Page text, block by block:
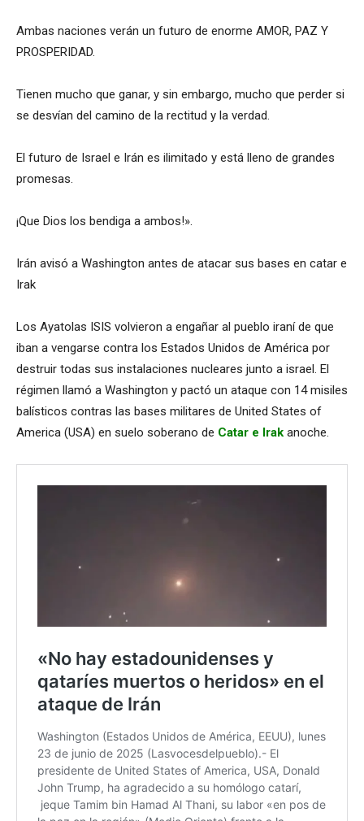
Ambas naciones verán un futuro de enorme AMOR, PAZ Y
PROSPERIDAD.
Tienen mucho que ganar, y sin embargo, mucho que perder si
se desvían del camino de la rectitud y la verdad.
El futuro de Israel e Irán es ilimitado y está lleno de grandes
promesas.
¡Que Dios los bendiga a ambos!».
Irán avisó a Washington antes de atacar sus bases en catar e
Irak
Los Ayatolas ISIS volvieron a engañar al pueblo iraní de que
iban a vengarse contra los Estados Unidos de América por
destruir todas sus instalaciones nucleares junto a israel. El
régimen llamó a Washington y pactó un ataque con 14 misiles
balísticos contras las bases militares de United States of
America (USA) en suelo soberano de Catar e Irak anoche.